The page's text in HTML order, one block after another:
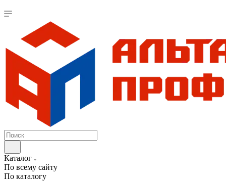
Каталог
По всему сайту
По каталогу